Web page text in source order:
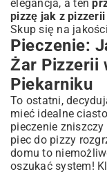
elegancja, a ten
pizzę jak z pizzerii
Skup się na
Pieczenie:
Żar Pizzerii
Piekarniku
To ostatni,
mieć idealne
pieczenie
piec do pizzy
domu to
oszukać system!